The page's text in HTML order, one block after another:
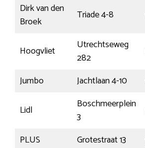
Dirk van den
Broek
Triade 4-8
Hoogvliet
Utrechtseweg
282
Jumbo
Jachtlaan 4-10
Lidl
Boschmeerplein
3
PLUS
Grotestraat 13